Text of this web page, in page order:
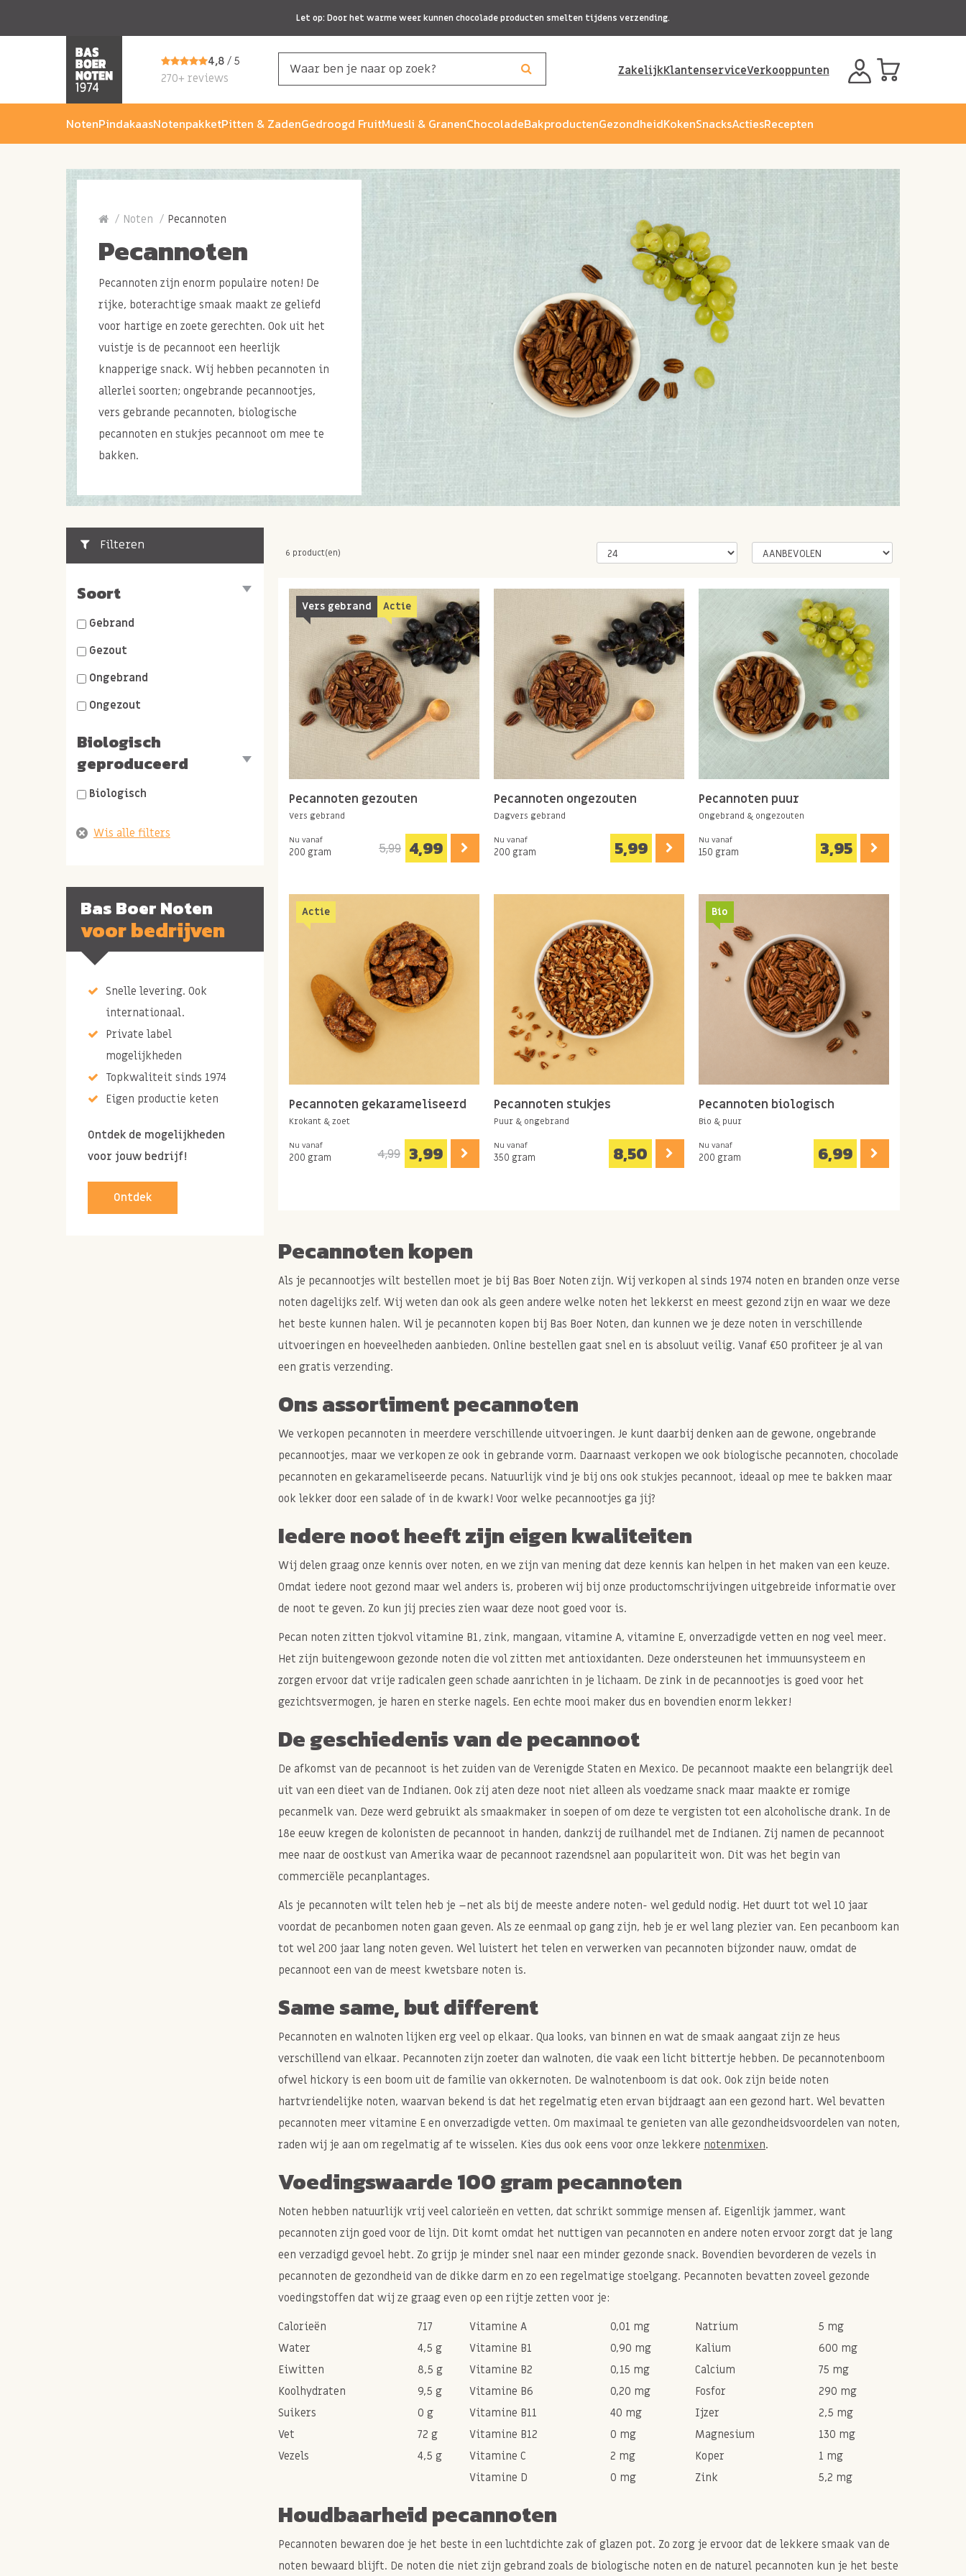
Let op: Door het warme weer kunnen chocolade producten smelten tijdens verzending.
4,8/ 5
270+ reviews
ZakelijkKlantenserviceVerkooppunten
NotenPindakaasNotenpakketPitten & ZadenGedroogd FruitMuesli & GranenChocoladeBakproductenGezondheidKokenSnacksActiesRecepten
Noten Pecannoten
Pecannoten
Pecannoten zijn enorm populaire noten! De
rijke, boterachtige smaak maakt ze geliefd
voor hartige en zoete gerechten. Ook uit het
vuistje is de pecannoot een heerlijk
knapperige snack. Wij hebben pecannoten in
allerlei soorten; ongebrande pecannootjes,
vers gebrande pecannoten, biologische
pecannoten en stukjes pecannoot om mee te
bakken.
Filteren
Soort
Gebrand
Gezout
Ongebrand
Ongezout
Biologisch
geproduceerd
Biologisch
Bas Boer Noten
voor bedrijven
Snelle levering. Ook
internationaal.
Private label
mogelijkheden
Topkwaliteit sinds 1974
Eigen productie keten
Ontdek de mogelijkheden
voor jouw bedrijf!
Ontdek
6 product(en)
Vers gebrand Actie
Pecannoten gezouten
Vers gebrand
Nu vanaf
200 gram 5,99 4,99
Pecannoten ongezouten
Dagvers gebrand
Nu vanaf
200 gram 5,99
Pecannoten puur
Ongebrand & ongezouten
Nu vanaf
150 gram 3,95
Actie
Pecannoten gekarameliseerd
Krokant & zoet
Nu vanaf
200 gram 4,99 3,99
Pecannoten stukjes
Puur & ongebrand
Nu vanaf
350 gram 8,50
Bio
Pecannoten biologisch
Bio & puur
Nu vanaf
200 gram 6,99
Pecannoten kopen
Als je pecannootjes wilt bestellen moet je bij Bas Boer Noten zijn. Wij verkopen al sinds 1974 noten en branden onze verse
noten dagelijks zelf. Wij weten dan ook als geen andere welke noten het lekkerst en meest gezond zijn en waar we deze
het beste kunnen halen. Wil je pecannoten kopen bij Bas Boer Noten, dan kunnen we je deze noten in verschillende
uitvoeringen en hoeveelheden aanbieden. Online bestellen gaat snel en is absoluut veilig. Vanaf €50 profiteer je al van
een gratis verzending.
Ons assortiment pecannoten
We verkopen pecannoten in meerdere verschillende uitvoeringen. Je kunt daarbij denken aan de gewone, ongebrande
pecannootjes, maar we verkopen ze ook in gebrande vorm. Daarnaast verkopen we ook biologische pecannoten, chocolade
pecannoten en gekarameliseerde pecans. Natuurlijk vind je bij ons ook stukjes pecannoot, ideaal op mee te bakken maar
ook lekker door een salade of in de kwark! Voor welke pecannootjes ga jij?
Iedere noot heeft zijn eigen kwaliteiten
Wij delen graag onze kennis over noten, en we zijn van mening dat deze kennis kan helpen in het maken van een keuze.
Omdat iedere noot gezond maar wel anders is, proberen wij bij onze productomschrijvingen uitgebreide informatie over
de noot te geven. Zo kun jij precies zien waar deze noot goed voor is.
Pecan noten zitten tjokvol vitamine B1, zink, mangaan, vitamine A, vitamine E, onverzadigde vetten en nog veel meer.
Het zijn buitengewoon gezonde noten die vol zitten met antioxidanten. Deze ondersteunen het immuunsysteem en
zorgen ervoor dat vrije radicalen geen schade aanrichten in je lichaam. De zink in de pecannootjes is goed voor het
gezichtsvermogen, je haren en sterke nagels. Een echte mooi maker dus en bovendien enorm lekker!
De geschiedenis van de pecannoot
De afkomst van de pecannoot is het zuiden van de Verenigde Staten en Mexico. De pecannoot maakte een belangrijk deel
uit van een dieet van de Indianen. Ook zij aten deze noot niet alleen als voedzame snack maar maakte er romige
pecanmelk van. Deze werd gebruikt als smaakmaker in soepen of om deze te vergisten tot een alcoholische drank. In de
18e eeuw kregen de kolonisten de pecannoot in handen, dankzij de ruilhandel met de Indianen. Zij namen de pecannoot
mee naar de oostkust van Amerika waar de pecannoot razendsnel aan populariteit won. Dit was het begin van
commerciële pecanplantages.
Als je pecannoten wilt telen heb je –net als bij de meeste andere noten- wel geduld nodig. Het duurt tot wel 10 jaar
voordat de pecanbomen noten gaan geven. Als ze eenmaal op gang zijn, heb je er wel lang plezier van. Een pecanboom kan
tot wel 200 jaar lang noten geven. Wel luistert het telen en verwerken van pecannoten bijzonder nauw, omdat de
pecannoot een van de meest kwetsbare noten is.
Same same, but different
Pecannoten en walnoten lijken erg veel op elkaar. Qua looks, van binnen en wat de smaak aangaat zijn ze heus
verschillend van elkaar. Pecannoten zijn zoeter dan walnoten, die vaak een licht bittertje hebben. De pecannotenboom
ofwel hickory is een boom uit de familie van okkernoten. De walnotenboom is dat ook. Ook zijn beide noten
hartvriendelijke noten, waarvan bekend is dat het regelmatig eten ervan bijdraagt aan een gezond hart. Wel bevatten
pecannoten meer vitamine E en onverzadigde vetten. Om maximaal te genieten van alle gezondheidsvoordelen van noten,
raden wij je aan om regelmatig af te wisselen. Kies dus ook eens voor onze lekkere notenmixen.
Voedingswaarde 100 gram pecannoten
Noten hebben natuurlijk vrij veel calorieën en vetten, dat schrikt sommige mensen af. Eigenlijk jammer, want
pecannoten zijn goed voor de lijn. Dit komt omdat het nuttigen van pecannoten en andere noten ervoor zorgt dat je lang
een verzadigd gevoel hebt. Zo grijp je minder snel naar een minder gezonde snack. Bovendien bevorderen de vezels in
pecannoten de gezondheid van de dikke darm en zo een regelmatige stoelgang. Pecannoten bevatten zoveel gezonde
voedingstoffen dat wij ze graag even op een rijtje zetten voor je:
Calorieën
717 Vitamine A 0,01 mg Natrium
5 mg
Water
4,5 g Vitamine B1 0,90 mg Kalium
600 mg
Eiwitten
8,5 g Vitamine B2 0,15 mg Calcium
75 mg
Koolhydraten
9,5 g Vitamine B6 0,20 mg Fosfor
290 mg
Suikers
0 g Vitamine B11 40 mg Ijzer
2,5 mg
Vet
72 g Vitamine B12 0 mg Magnesium
130 mg
Vezels
4,5 g Vitamine C 2 mg Koper
1 mg
Vitamine D
0 mg Zink 5,2 mg
Houdbaarheid pecannoten
Pecannoten bewaren doe je het beste in een luchtdichte zak of glazen pot. Zo zorg je ervoor dat de lekkere smaak van de
noten bewaard blijft. De noten die niet zijn gebrand zoals de biologische noten en de naturel pecannoten kun je het beste